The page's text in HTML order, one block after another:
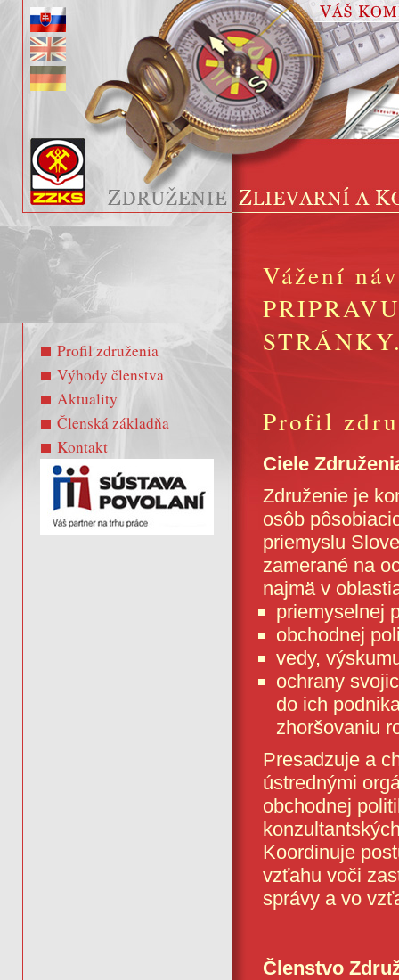
Profil združenia
Výhody členstva
Aktuality
Členská základňa
Kontakt
Vážení
Profil
Ciele
Združenie je
osôb
priemyslu
zamerané na
najmä v
priemyselnej
obchodnej
vedy,
ochrany
do ich
zhoršovaniu
Presadzuje a
ústrednými
obchodnej
Koordinuje
vzťahu voči
správy a vo
Členstvo